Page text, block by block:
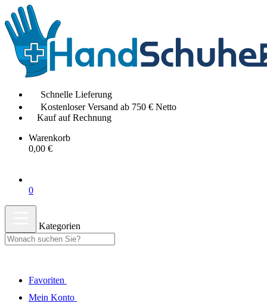
Schnelle Lieferung
Kostenloser Versand ab 750 € Netto
Kauf auf Rechnung
Warenkorb
0,00 €
0
Kategorien
Favoriten
Mein Konto